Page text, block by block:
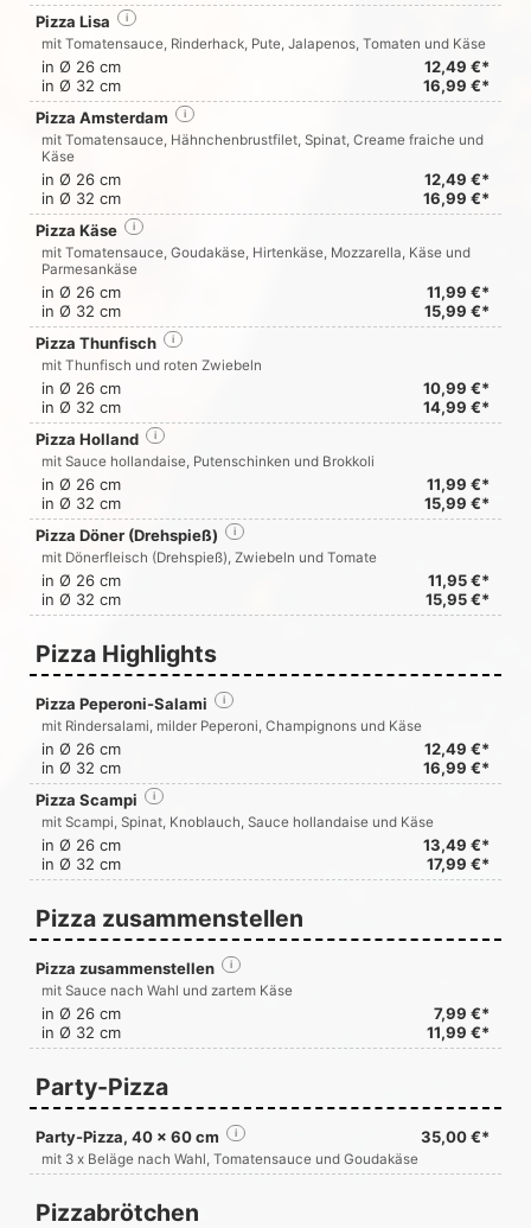
Pizza Lisa
i
mit Tomatensauce, Rinderhack, Pute, Jalapenos, Tomaten und Käse
in Ø 26 cm
12,49 €*
in Ø 32 cm
16,99 €*
Pizza Amsterdam
i
mit Tomatensauce, Hähnchenbrustfilet, Spinat, Creame fraiche und
Käse
in Ø 26 cm
12,49 €*
in Ø 32 cm
16,99 €*
Pizza Käse
i
mit Tomatensauce, Goudakäse, Hirtenkäse, Mozzarella, Käse und
Parmesankäse
in Ø 26 cm
11,99 €*
in Ø 32 cm
15,99 €*
Pizza Thunfisch
i
mit Thunfisch und roten Zwiebeln
in Ø 26 cm
10,99 €*
in Ø 32 cm
14,99 €*
Pizza Holland
i
mit Sauce hollandaise, Putenschinken und Brokkoli
in Ø 26 cm
11,99 €*
in Ø 32 cm
15,99 €*
Pizza Döner (Drehspieß)
i
mit Dönerfleisch (Drehspieß), Zwiebeln und Tomate
in Ø 26 cm
11,95 €*
in Ø 32 cm
15,95 €*
Pizza Highlights
Pizza Peperoni-Salami i
mit Rindersalami, milder Peperoni, Champignons und Käse
in Ø 26 cm
12,49 €*
in Ø 32 cm
16,99 €*
Pizza Scampi
i
mit Scampi, Spinat, Knoblauch, Sauce hollandaise und Käse
in Ø 26 cm
13,49 €*
in Ø 32 cm
17,99 €*
Pizza zusammenstellen
Pizza zusammenstellen i
mit Sauce nach Wahl und zartem Käse
in Ø 26 cm
7,99 €*
in Ø 32 cm
11,99 €*
Party-Pizza
Party-Pizza, 40 x 60 cm 35,00 €*
i
mit 3 x Beläge nach Wahl, Tomatensauce und Goudakäse
Pizzabrötchen